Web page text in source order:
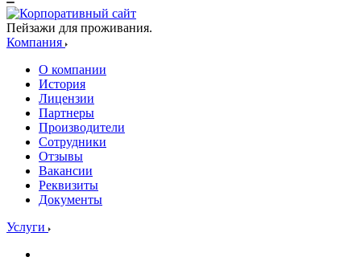
Пейзажи для проживания.
Компания
О компании
История
Лицензии
Партнеры
Производители
Сотрудники
Отзывы
Вакансии
Реквизиты
Документы
Услуги